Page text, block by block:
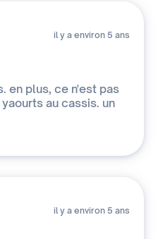
il y a environ 5 ans
en plus, ce n'est pas
au cassis. un
il y a environ 5 ans